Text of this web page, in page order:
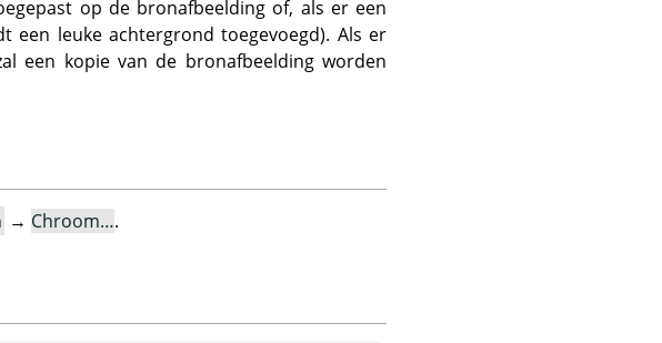
op de bronafbeelding of, als er een
een leuke achtergrond toegevoegd). Als er
een kopie van de bronafbeelding worden
→ Chroom….